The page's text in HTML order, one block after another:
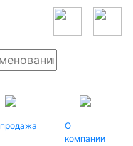
О
компании